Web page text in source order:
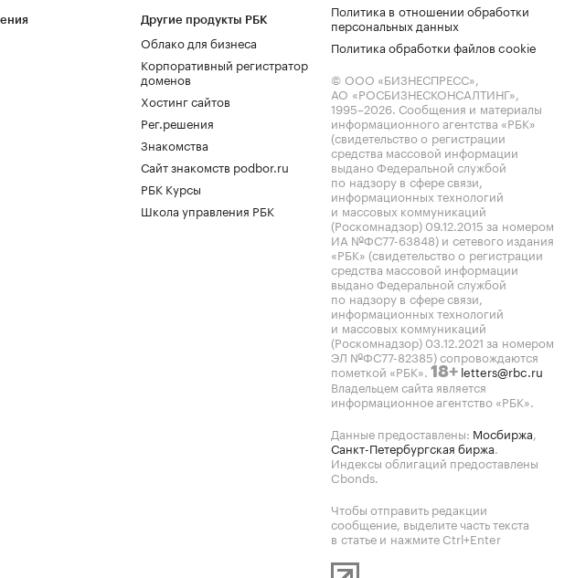
Другие продукты РБК
Облако для бизнеса
Корпоративный регистратор
доменов
Хостинг сайтов
Рег.решения
Знакомства
Сайт знакомств podbor.ru
РБК Курсы
Школа управления РБК
Политика в отношении обработки
персональных данных
Политика обработки файлов cookie
© ООО «БИЗНЕСПРЕСС»,
АО «РОСБИЗНЕСКОНСАЛТИНГ»,
1995–2026. Сообщения и материалы
информационного агентства «РБК»
(свидетельство о регистрации
средства массовой информации
выдано Федеральной службой
по надзору в сфере связи,
информационных технологий
и массовых коммуникаций
(Роскомнадзор) 09.12.2015 за номером
ИА №ФС77-63848) и сетевого издания
«РБК» (свидетельство о регистрации
средства массовой информации
выдано Федеральной службой
по надзору в сфере связи,
информационных технологий
и массовых коммуникаций
(Роскомнадзор) 03.12.2021 за номером
ЭЛ №ФС77-82385) сопровождаются
пометкой «РБК». 18+ letters@rbc.ru
Владельцем сайта является
информационное агентство «РБК».
Данные предоставлены: Мосбиржа,
Санкт-Петербургская биржа.
Индексы облигаций предоставлены
Cbonds.
Чтобы отправить редакции
сообщение, выделите часть текста
в статье и нажмите Ctrl+Enter